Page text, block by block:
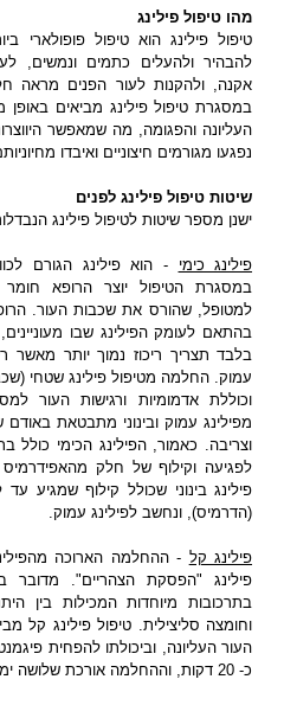
מהו טיפול פילינג
טיפול פילינג הוא טיפול פופולארי
להבהיר ולהעלים כתמים ונמשים,
אקנה, ולהקנות לעור הפנים מראה
במסגרת טיפול פילינג מביאים
העליונה והפגומה, מה שמאפשר
נפגעו מגורמים חיצוניים ואיבדו
שיטות טיפול פילינג לפנים
ישנן מספר שיטות לטיפול פילינג
פילינג כימי - הוא פילינג הגורם
במסגרת הטיפול יוצר הרופא
למטופל, שהורס את שכבות העור.
בהתאם לעומק הפילינג שבו
בלבד תצריך ריכוז נמוך יותר מאשר
עמוק. החלמה מטיפול פילינג שטחי
וכוללת אדמומיות ורגישות העור
מפילינג עמוק ובינוני מתבטאת
וצריבה. כאמור, הפילינג הכימי כולל
לפגיעה וקילוף של חלק
פילינג בינוני שכולל קילוף שמגיע
(הדרמיס), ונחשב לפילינג עמוק.
פילינג קל - ההחלמה הארוכה
פילינג "הפסקת הצהריים". מדובר
בתרכובות מיוחדות המכילות בין
וחומצה סליצילית. טיפול פילינג קל
העור העליונה, וביכולתו להפחית
כ- 20 דקות, וההחלמה אורכת שלושה ימים בלבד.